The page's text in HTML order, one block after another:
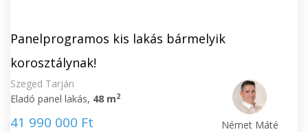
Panelprogramos kis lakás bármelyik
korosztálynak!
Szeged Tarján
Eladó panel lakás, 48 m2
41 990 000 Ft Német Máté